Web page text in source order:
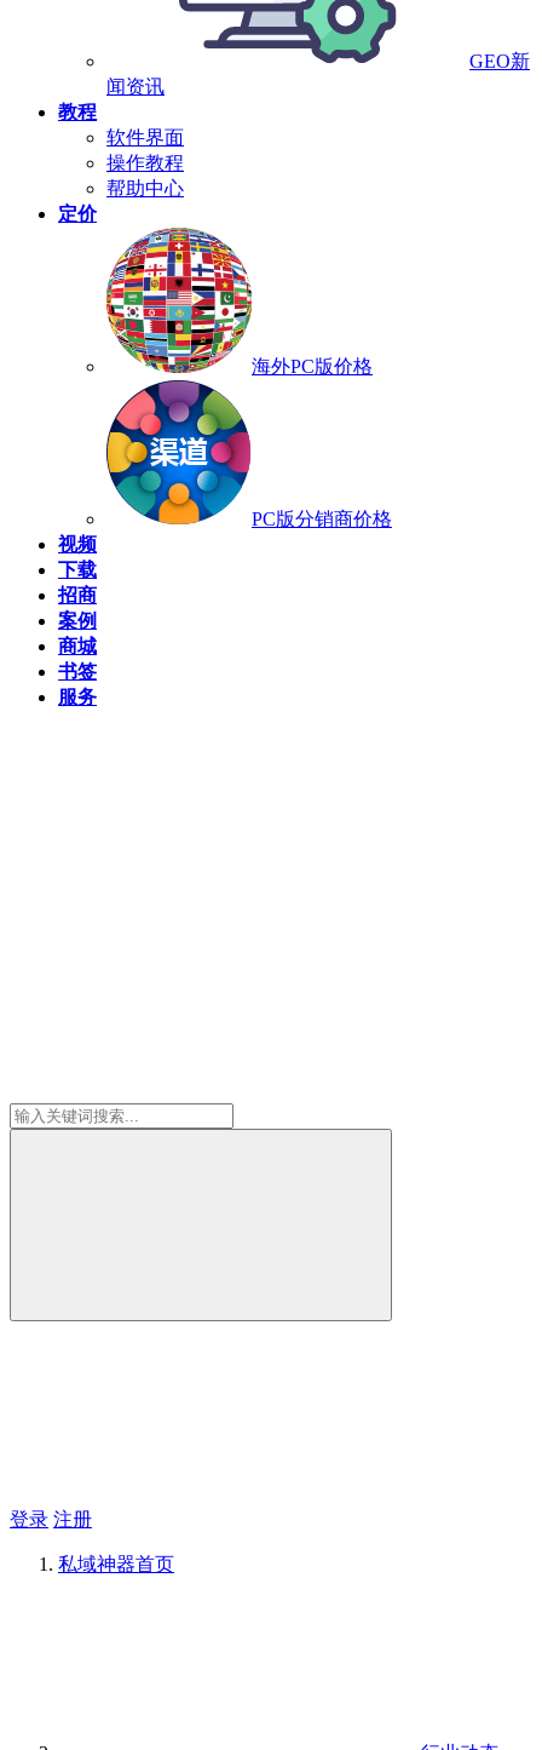
GEO新
闻资讯
教程
软件界面
操作教程
帮助中心
定价
海外PC版价格
PC版分销商价格
视频
下载
招商
案例
商城
书签
服务
登录 注册
私域神器首页